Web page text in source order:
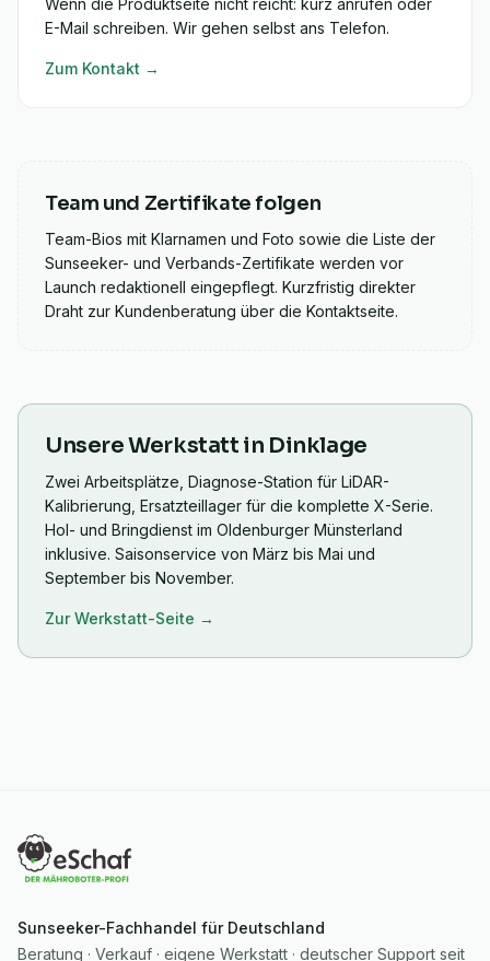
Wenn die Produktseite nicht reicht: kurz anrufen oder
E-Mail schreiben. Wir gehen selbst ans Telefon.
Zum Kontakt →
Team und Zertifikate folgen
Team-Bios mit Klarnamen und Foto sowie die Liste der
Sunseeker- und Verbands-Zertifikate werden vor
Launch redaktionell eingepflegt. Kurzfristig direkter
Draht zur Kundenberatung über die Kontaktseite.
Unsere Werkstatt in Dinklage
Zwei Arbeitsplätze, Diagnose-Station für LiDAR-
Kalibrierung, Ersatzteillager für die komplette X-Serie.
Hol- und Bringdienst im Oldenburger Münsterland
inklusive. Saisonservice von März bis Mai und
September bis November.
Zur Werkstatt-Seite →
Sunseeker-Fachhandel für Deutschland
Beratung · Verkauf · eigene Werkstatt · deutscher Support seit